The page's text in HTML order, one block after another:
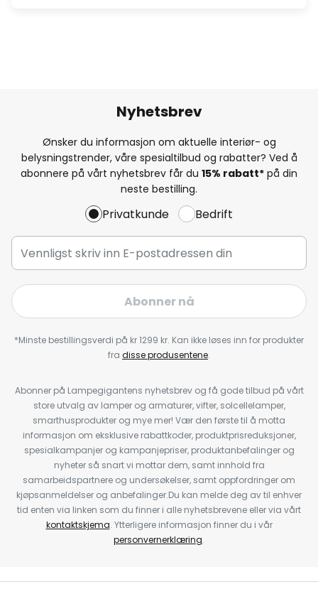
Nyhetsbrev
Ønsker du informasjon om aktuelle interiør- og
belysningstrender, våre spesialtilbud og rabatter? Ved å
abonnere på vårt nyhetsbrev får du 15% rabatt* på din
neste bestilling.
Privatkunde Bedrift
Abonner nå
*Minste bestillingsverdi på kr 1299 kr. Kan ikke løses inn for produkter
fra disse produsentene.
Abonner på Lampegigantens nyhetsbrev og få gode tilbud på vårt
store utvalg av lamper og armaturer, vifter, solcellelamper,
smarthusprodukter og mye mer! Vær den første til å motta
informasjon om eksklusive rabattkoder, produktprisreduksjoner,
spesialkampanjer og kampanjepriser, produktanbefalinger og
nyheter så snart vi mottar dem, samt innhold fra
samarbeidspartnere og undersøkelser, samt oppfordringer om
kjøpsanmeldelser og anbefalinger.Du kan melde deg av til enhver
tid enten via linken som du finner i alle nyhetsbrevene eller via vårt
kontaktskjema. Ytterligere informasjon finner du i vår
personvernerklæring.